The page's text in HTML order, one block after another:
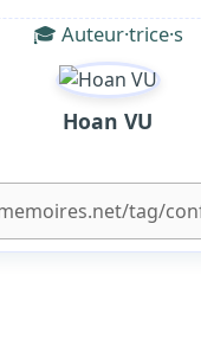
🎓 Auteur·trice·s
Hoan VU